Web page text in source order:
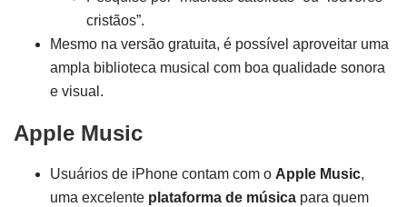
cristãos”.
Mesmo na versão gratuita, é possível aproveitar uma
ampla biblioteca musical com boa qualidade sonora
e visual.
Apple Music
Usuários de iPhone contam com o Apple Music,
uma excelente plataforma de música para quem